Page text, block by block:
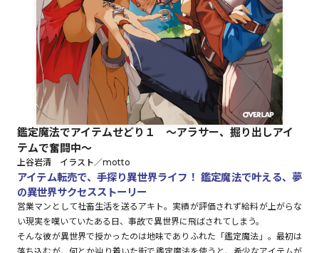
ロサージュノベルス
コミックガルド
リキューレ
鑑定魔法でアイテムせどり１ ～アラサー、掘り出しアイ
テムで奮闘中～
上谷岩清 イラスト／motto
アイテム転売で、手探り異世界ライフ！ 鑑定魔法で叶える、夢
の異世界サクセスストーリー
営業マンとして社畜生活を送るアキト。実績が評価されず給料が上がらな
い現実を嘆いていたある日、事故で異世界に飛ばされてしまう。
そんな彼が異世界で授かったのは地味でありふれた「鑑定魔法」。最初は
落ち込むが、何とか辿り着いた街で鑑定魔法を使うと、希少なアイテムが